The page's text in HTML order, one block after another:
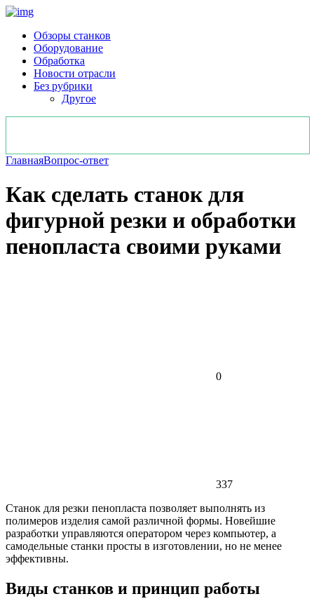
Обзоры станков
Оборудование
Обработка
Новости отрасли
Без рубрики
Другое
ГлавнаяВопрос-ответ
Как сделать станок для
фигурной резки и обработки
пенопласта своими руками
0
337
Станок для резки пенопласта позволяет выполнять из
полимеров изделия самой различной формы. Новейшие
разработки управляются оператором через компьютер, а
самодельные станки просты в изготовлении, но не менее
эффективны.
Виды станков и принцип работы